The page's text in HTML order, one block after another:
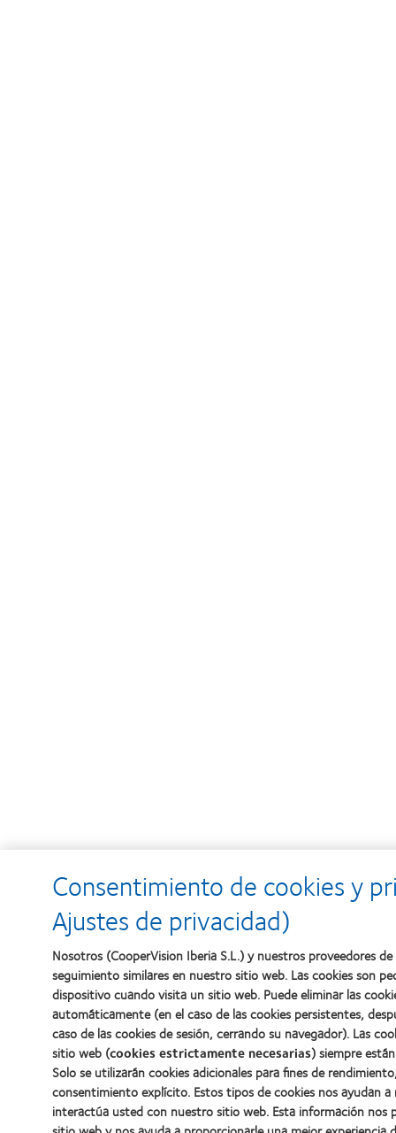
Consentimiento de cookies y
Ajustes de privacidad)
Nosotros (CooperVision Iberia S.L.) y nuestros proveedores
seguimiento similares en nuestro sitio web. Las cookies son
dispositivo cuando visita un sitio web. Puede eliminar las
automáticamente (en el caso de las cookies persistentes,
caso de las cookies de sesión, cerrando su navegador). Las
sitio web (cookies estrictamente necesarias) siempre
Solo se utilizarán cookies adicionales para fines de
consentimiento explícito. Estos tipos de cookies nos ayudan
interactúa usted con nuestro sitio web. Esta información